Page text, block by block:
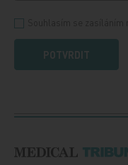
POTVRDIT